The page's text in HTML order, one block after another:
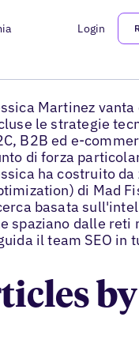
Login
Martinez
Martinez
le strategie
B2B ed e-
di forza
ha costruito
di Mad
basata
spaziano dalle
il team SEO in